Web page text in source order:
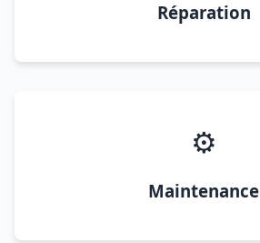
Réparation
⚙️
Maintenance